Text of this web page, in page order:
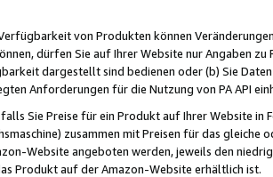
von Produkten können
dürfen Sie auf Ihrer Website nur Angaben
dargestellt sind bedienen oder (b) Sie
Anforderungen für die Nutzung von PA API
falls Sie Preise für ein Produkt auf Ihrer Website
zusammen mit Preisen für das
Website angeboten werden, jeweils den
Produkt auf der Amazon-Website erhältlich ist.